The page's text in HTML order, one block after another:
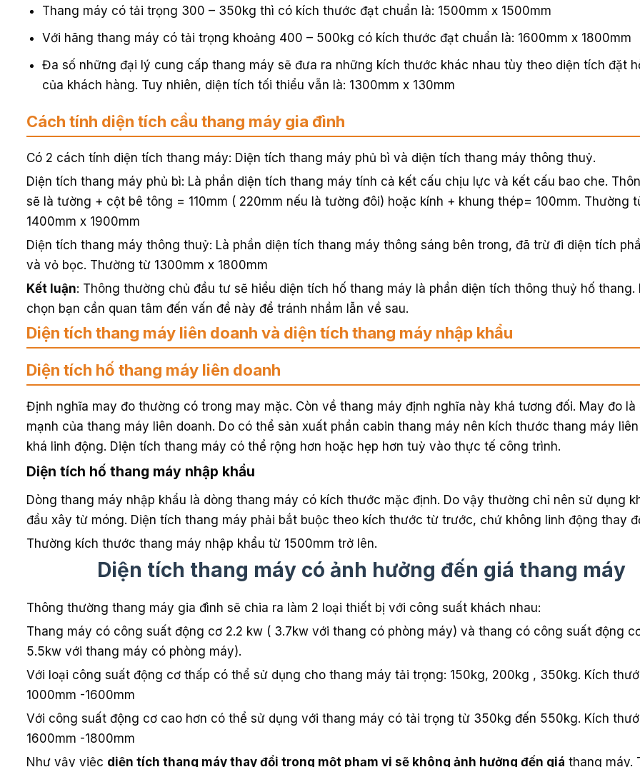
Thang máy có tải trọng 300 – 350kg thì có kích thước đạt chuẩn là: 1500mm x 1500mm
Với hãng thang máy có tải trọng khoảng 400 – 500kg có kích thước đạt chuẩn là: 1600mm x 1800mm
Đa số những đại lý cung cấp thang máy sẽ đưa ra những kích thước khác nhau tùy theo diện tích đặt
của khách hàng. Tuy nhiên, diện tích tối thiểu vẫn là: 1300mm x 130mm
Cách tính diện tích cầu thang máy gia đình
Có 2 cách tính diện tích thang máy: Diện tích thang máy phủ bì và diện tích thang máy thông thuỷ.
Diện tích thang máy phủ bì: Là phần diện tích thang máy tính cả kết cấu chịu lực và kết cấu bao che.
sẽ là tường + cột bê tông = 110mm ( 220mm nếu là tường đôi) hoặc kính + khung thép= 100mm. Thường
1400mm x 1900mm
Diện tích thang máy thông thuỷ: Là phần diện tích thang máy thông sáng bên trong, đã trừ đi diện tích
và vỏ bọc. Thường từ 1300mm x 1800mm
Kết luận: Thông thường chủ đầu tư sẽ hiểu diện tích hố thang máy là phần diện tích thông thuỷ hố thang.
chọn bạn cần quan tâm đến vấn đề này để tránh nhầm lẫn về sau.
Diện tích thang máy liên doanh và diện tích thang máy nhập khẩu
Diện tích hố thang máy liên doanh
Định nghĩa may đo thường có trong may mặc. Còn về thang máy định nghĩa này khá tương đối. May đo là
mạnh của thang máy liên doanh. Do có thể sản xuất phần cabin thang máy nên kích thước thang máy
khá linh động. Diện tích thang máy có thể rộng hơn hoặc hẹp hơn tuỳ vào thực tế công trình.
Diện tích hố thang máy nhập khẩu
Dòng thang máy nhập khẩu là dòng thang máy có kích thước mặc định. Do vậy thường chỉ nên sử dụng
đầu xây từ móng. Diện tích thang máy phải bắt buộc theo kích thước từ trước, chứ không linh động thay
Thường kích thước thang máy nhập khẩu từ 1500mm trở lên.
Diện tích thang máy có ảnh hưởng đến giá thang máy
Thông thường thang máy gia đình sẽ chia ra làm 2 loại thiết bị với công suất khách nhau:
Thang máy có công suất động cơ 2.2 kw ( 3.7kw với thang có phòng máy) và thang có công suất động
5.5kw với thang máy có phòng máy).
Với loại công suất động cơ thấp có thể sử dụng cho thang máy tải trọng: 150kg, 200kg , 350kg. Kích
1000mm -1600mm
Với công suất động cơ cao hơn có thể sử dụng với thang máy có tải trọng từ 350kg đến 550kg. Kích
1600mm -1800mm
Như vậy việc diện tích thang máy thay đổi trong một phạm vi sẽ không ảnh hưởng đến giá thang máy.